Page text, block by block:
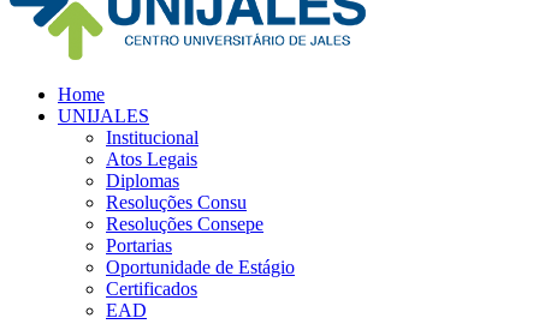
Home
UNIJALES
Institucional
Atos Legais
Diplomas
Resoluções Consu
Resoluções Consepe
Portarias
Oportunidade de Estágio
Certificados
EAD